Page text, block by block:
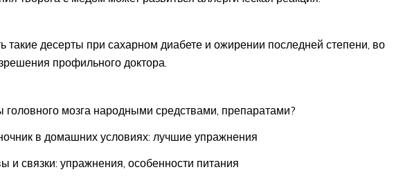
такие десерты при сахарном диабете и ожирении последней степени, во
профильного доктора.
головного мозга народными средствами, препаратами?
в домашних условиях: лучшие упражнения
и связки: упражнения, особенности питания